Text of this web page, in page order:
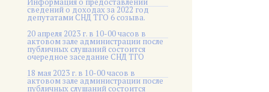
сведений о доходах за 2022 год
депутатами СНД ТГО 6 созыва.
20 апреля 2023 г. в 10-00 часов в
актовом зале администрации после
публичных слушаний состоится
очередное заседание СНД ТГО
18 мая 2023 г. в 10-00 часов в
актовом зале администрации после
публичных слушаний состоится